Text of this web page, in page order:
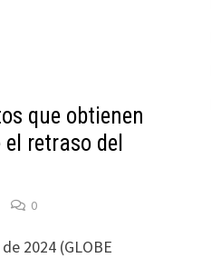
que obtienen
retraso del
0
2024 (GLOBE